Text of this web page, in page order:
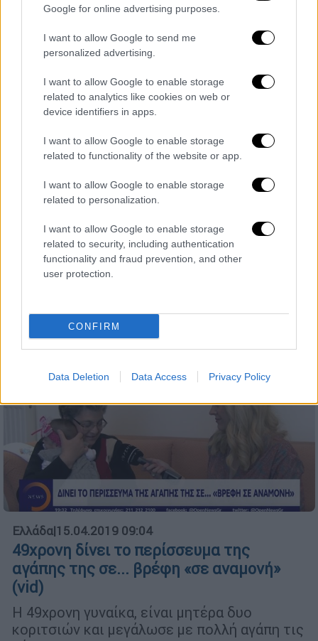
Google for online advertising purposes.
I want to allow Google to send me
personalized advertising.
I want to allow Google to enable storage
related to analytics like cookies on web or
device identifiers in apps.
I want to allow Google to enable storage
related to functionality of the website or app.
I want to allow Google to enable storage
related to personalization.
I want to allow Google to enable storage
related to security, including authentication
functionality and fraud prevention, and other
user protection.
CONFIRM
Data Deletion Data Access Privacy Policy
Θ. Φωτίου: 739 αιτήσεις για αναδοχή και
υιοθεσία σε λιγότερο από δύο μήνες
Βρίσκονται σε εξέλιξη και επεξεργασία οι
των οποίων 606 για υιοθεσία και 133 για
Ελλάδα|15.04.2019 09:04
49χρονη δίνει το περίσσευμα της
αγάπης της σε... βρέφη «σε αναμονή»
(vid)
Η 49χρονη γυναίκα, είναι μητέρα δυο
κοριτσιών και μεγάλωσε με πολλή αγάπη τις